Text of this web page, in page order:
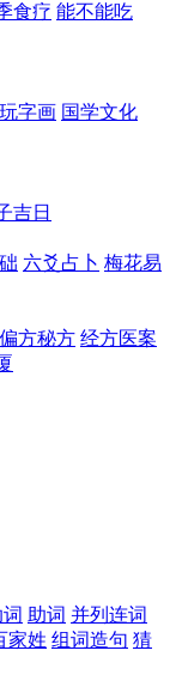
食疗 能不能吃
字画 国学文化
吉日
六爻占卜 梅花易
偏方秘方 经方医案
助词 并列连词
家姓 组词造句 猜